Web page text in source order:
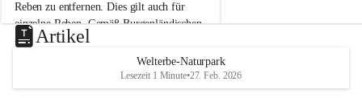
e
u
s
d
Reben zu entfernen. Dies gilt auch für
einzelne Reben. Gemäß Burgenländischen
Weinbaugesetz sind nicht gepflegte oder
unzulässige Weingärten zu roden! Bitte
helfen wir zusammen um unsere Winzer
vor den prognostizierten Ernteausfällen
u
e
d
Artikel
Welterbe-Naturpark
Lesezeit 1 Minute•27. Feb. 2026